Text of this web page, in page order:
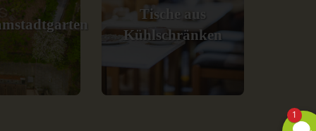
Tische aus
Kühlschränken
1